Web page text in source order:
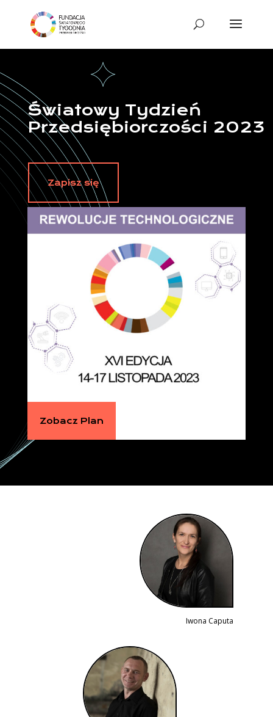
Światowy Tydzień
Przedsiębiorczości 2023
Zapisz się
Zobacz Plan
Iwona Caputa